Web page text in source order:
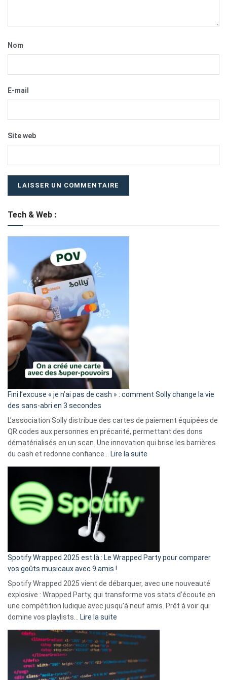
Nom
E-mail
Site web
Tech & Web :
Fini l’excuse « je n’ai pas de cash » : comment Solly change la vie
des sans-abri en 3 secondes
L’association Solly distribue des cartes de paiement équipées de
QR codes aux personnes en précarité, permettant des dons
dématérialisés en un scan. Une innovation qui brise les barrières
du cash et redonne confiance…
Lire la suite
»
Solly
change
la
des
3
Spotify Wrapped 2025 est là : Le Wrapped Party pour comparer
vos goûts musicaux avec 9 amis !
Spotify Wrapped 2025 vient de débarquer, avec une nouveauté
explosive : Wrapped Party, qui transforme vos stats d’écoute en
une compétition ludique avec jusqu’à neuf amis. Prêt à voir qui
domine vos playlists…
Lire la suite
Wrapped
est
là